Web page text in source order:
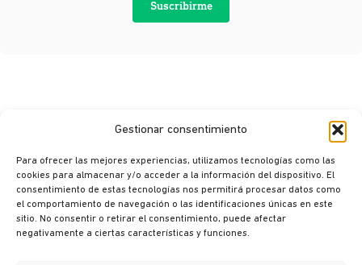
Gestionar consentimiento
Para ofrecer las mejores experiencias, utilizamos tecnologías como las
cookies para almacenar y/o acceder a la información del dispositivo. El
consentimiento de estas tecnologías nos permitirá procesar datos como
el comportamiento de navegación o las identificaciones únicas en este
sitio. No consentir o retirar el consentimiento, puede afectar
negativamente a ciertas características y funciones.
Suscribirme
© Ikusi 2026
Aviso legal